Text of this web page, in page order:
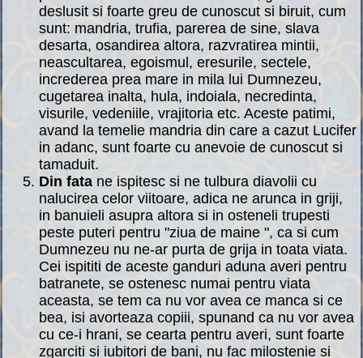
deslusit si foarte greu de cunoscut si biruit, cum
sunt: mandria, trufia, parerea de sine, slava
desarta, osandirea altora, razvratirea mintii,
neascultarea, egoismul, eresurile, sectele,
increderea prea mare in mila lui Dumnezeu,
cugetarea inalta, hula, indoiala, necredinta,
visurile, vedeniile, vrajitoria etc. Aceste patimi,
avand la temelie mandria din care a cazut Lucifer
in adanc, sunt foarte cu anevoie de cunoscut si
tamaduit.
Din fata ne ispitesc si ne tulbura diavolii cu
nalucirea celor viitoare, adica ne arunca in griji,
in banuieli asupra altora si in osteneli trupesti
peste puteri pentru "ziua de maine ", ca si cum
Dumnezeu nu ne-ar purta de grija in toata viata.
Cei ispititi de aceste ganduri aduna averi pentru
batranete, se ostenesc numai pentru viata
aceasta, se tem ca nu vor avea ce manca si ce
bea, isi avorteaza copiii, spunand ca nu vor avea
cu ce-i hrani, se cearta pentru averi, sunt foarte
zgarciti si iubitori de bani, nu fac milostenie si